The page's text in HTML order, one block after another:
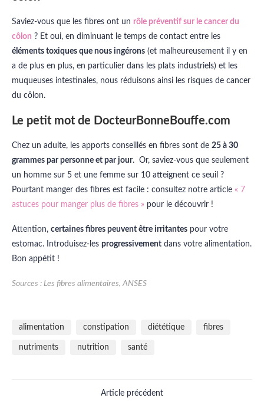
Saviez-vous que les fibres ont un rôle préventif sur le cancer du
côlon ? Et oui, en diminuant le temps de contact entre les
éléments toxiques que nous ingérons (et malheureusement il y en
a de plus en plus, en particulier dans les plats industriels) et les
muqueuses intestinales, nous réduisons ainsi les risques de cancer
du côlon.
Le petit mot de DocteurBonneBouffe.com
Chez un adulte, les apports conseillés en fibres sont de 25 à 30
grammes par personne et par jour. Or, saviez-vous que seulement
un homme sur 5 et une femme sur 10 atteignent ce seuil ?
Pourtant manger des fibres est facile : consultez notre article « 7
astuces pour manger plus de fibres » pour le découvrir !
Attention, certaines fibres peuvent être irritantes pour votre
estomac. Introduisez-les progressivement dans votre alimentation.
Bon appétit !
Sources : Les fibres alimentaires, ANSES
alimentation constipation diététique fibres
nutriments nutrition santé
Article précédent